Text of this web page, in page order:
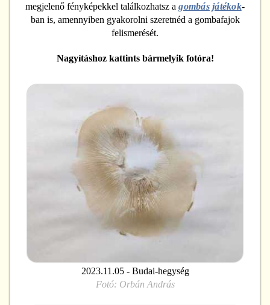
megjelenő fényképekkel találkozhatsz a gombás játékok-
ban is, amennyiben gyakorolni szeretnéd a gombafajok
felismerését.
Nagyításhoz kattints bármelyik fotóra!
2023.11.05 - Budai-hegység
Fotó: Orbán András